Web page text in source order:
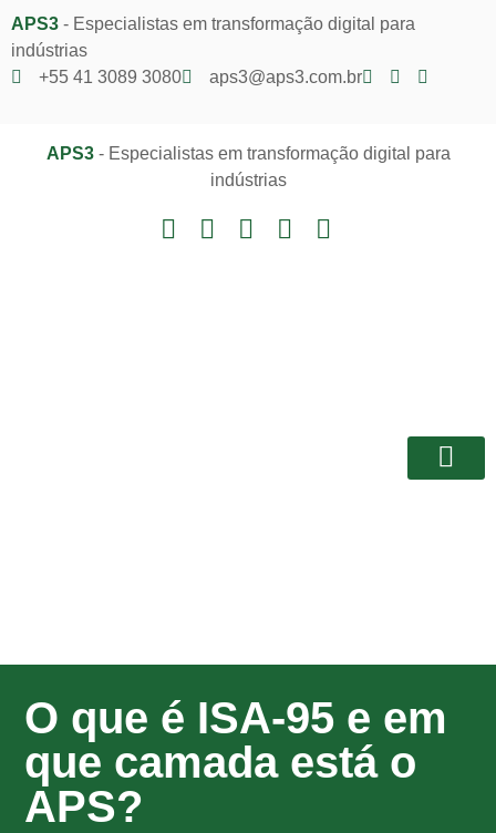
APS3 - Especialistas em transformação digital para
indústrias
+55 41 3089 3080
aps3@aps3.com.br
APS3- Especialistas em transformação digital para
indústrias
O que é ISA-95 e em
que camada está o
APS?